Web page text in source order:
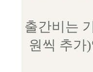
출간비는
원씩 추가